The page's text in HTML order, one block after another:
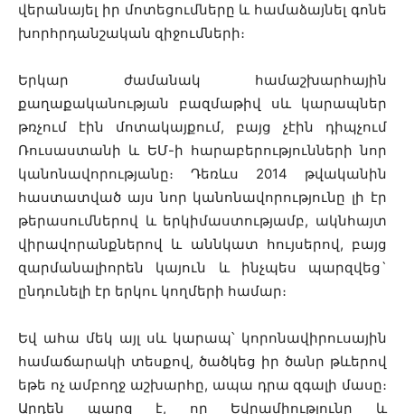
վերանայել իր մոտեցումները և համաձայնել գոնե
խորհրդանշական զիջումների։
Երկար ժամանակ համաշխարհային
քաղաքականության բազմաթիվ սև կարապներ
թռչում էին մոտակայքում, բայց չէին դիպչում
Ռուսաստանի և ԵՄ-ի հարաբերությունների նոր
կանոնավորությանը։ Դեռևս 2014 թվականին
հաստատված այս նոր կանոնավորությունը լի էր
թերասումներով և երկիմաստությամբ, ակնհայտ
վիրավորանքներով և աննկատ հույսերով, բայց
զարմանալիորեն կայուն և ինչպես պարզվեց`
ընդունելի էր երկու կողմերի համար։
Եվ ահա մեկ այլ սև կարապ՝ կորոնավիրուսային
համաճարակի տեսքով, ծածկեց իր ծանր թևերով
եթե ոչ ամբողջ աշխարհը, ապա դրա զգալի մասը։
Արդեն պարզ է, որ Եվրամիությունը և